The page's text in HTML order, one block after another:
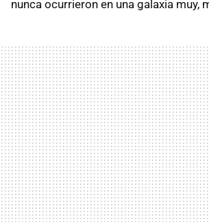
nunca ocurrieron en una galaxia muy,